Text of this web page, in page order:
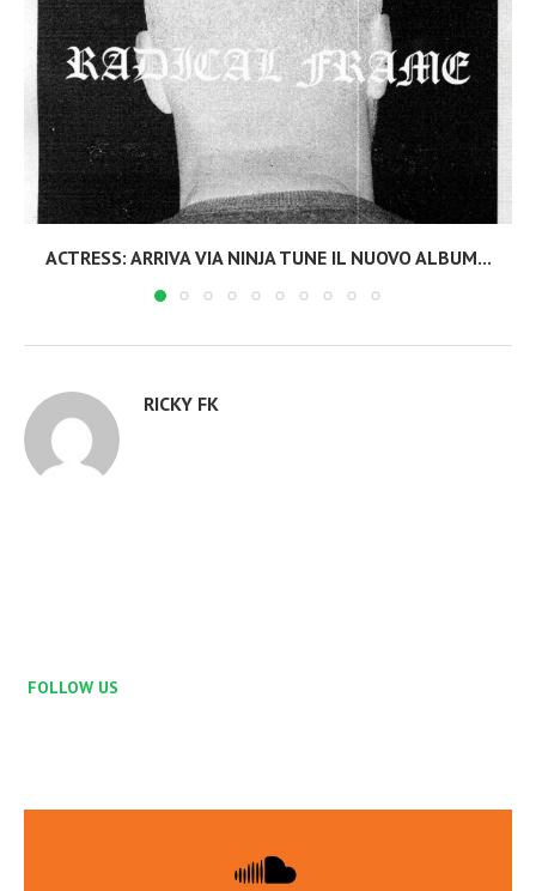
ACTRESS: ARRIVA VIA NINJA TUNE IL NUOVO ALBUM...
RICKY FK
FOLLOW US